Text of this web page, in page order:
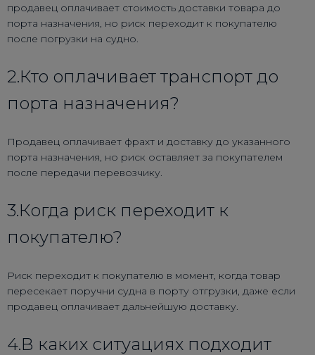
продавец оплачивает стоимость доставки товара до
порта назначения, но риск переходит к покупателю
после погрузки на судно.
2.Кто оплачивает транспорт до
порта назначения?
Продавец оплачивает фрахт и доставку до указанного
порта назначения, но риск оставляет за покупателем
после передачи перевозчику.
3.Когда риск переходит к
покупателю?
Риск переходит к покупателю в момент, когда товар
пересекает поручни судна в порту отгрузки, даже если
продавец оплачивает дальнейшую доставку.
4.В каких ситуациях подходит